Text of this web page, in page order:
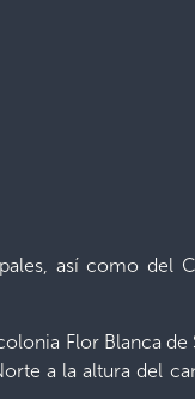
así como del
Flor Blanca de
a la altura del